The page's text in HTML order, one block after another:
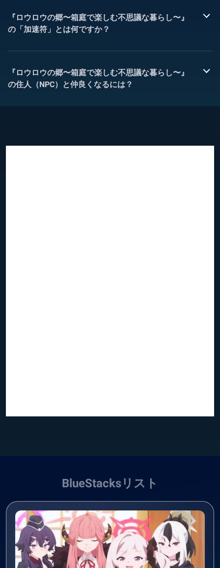
『ロウロウの郷〜箱庭で楽しむ不思議な暮らし〜』
の「加速符」とは何ですか？
『ロウロウの郷〜箱庭で楽しむ不思議な暮らし〜』
の住人（NPC）と仲良くなるには？
BlueStacksリスト